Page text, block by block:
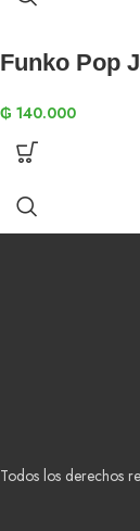
Funko Pop
₲ 140.000
Todos los derechos